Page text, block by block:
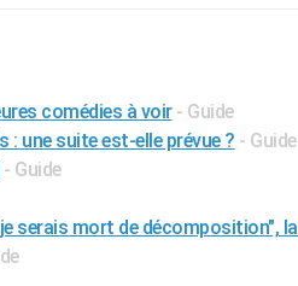
comédies à voir - Guide
: une suite est-elle prévue ? - Guide
- Guide
serais mort de décomposition",